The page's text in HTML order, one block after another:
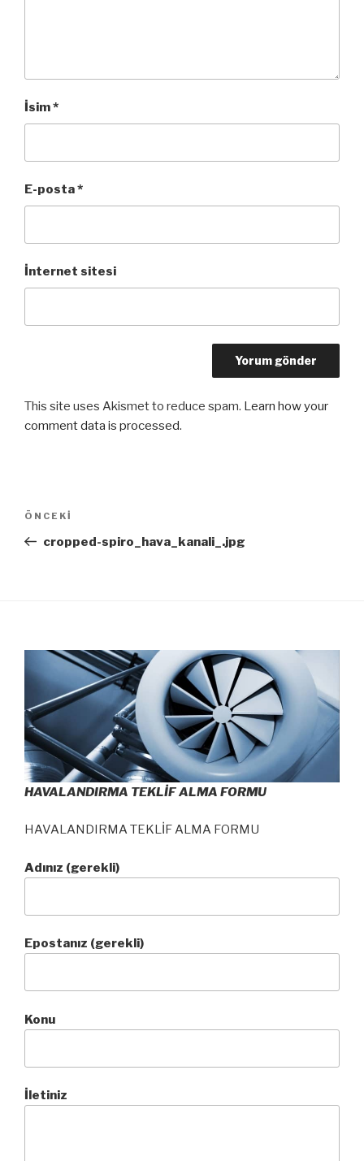
İsim*
E-posta*
İnternet sitesi
This site uses Akismet to reduce spam. Learn how your
comment data is processed.
Yazı
Önceki
Yazı
ÖNCEKI
cropped-spiro_hava_kanali_.jpg
HAVALANDIRMA TEKLİF ALMA FORMU
HAVALANDIRMA TEKLİF ALMA FORMU
Adınız (gerekli)
Epostanız (gerekli)
Konu
İletiniz